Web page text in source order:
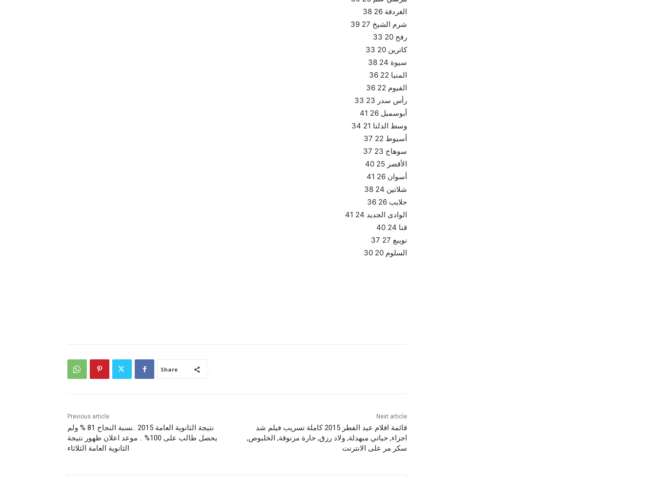
الغردقة 26 38
شرم الشيخ 27 39
رفح 20 33
كاترين 20 33
سيوة 24 38
المنيا 22 36
الفيوم 22 36
رأس سدر 23 33
أبوسمبل 26 41
وسط الدلتا 21 34
أسيوط 22 37
سوهاج 23 37
الأقصر 25 40
أسوان 26 41
شلاتين 24 38
حلايب 26 36
الوادى الجديد 24 41
قنا 24 40
نويبع 27 37
السلوم 20 30
Share
Previous article
نتيجة الثانوية العامة 2015 ..نسبة النجاح 81 % ولم
يحصل طالب على 100% .. موعد اعلان ظهور نتيجة
الثانوية العامة الثلاثاء
Next article
قائمة افلام عيد الفطر 2015 كاملة تسريب فيلم شد
اجزاء, حياتي مبهدلة, ولاد رزق, حارة مزنوقة, الخلبوص,
سكر مر على الانترنت